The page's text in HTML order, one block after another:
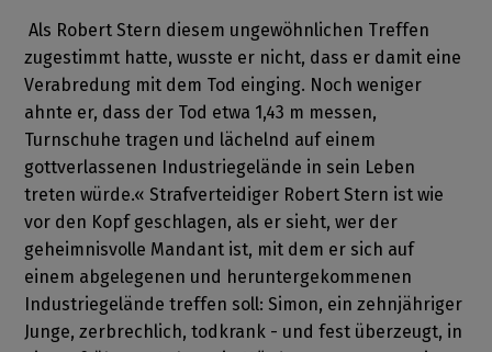
Als Robert Stern diesem ungewöhnlichen Treffen
zugestimmt hatte, wusste er nicht, dass er damit eine
Verabredung mit dem Tod einging. Noch weniger
ahnte er, dass der Tod etwa 1,43 m messen,
Turnschuhe tragen und lächelnd auf einem
gottverlassenen Industriegelände in sein Leben
treten würde.« Strafverteidiger Robert Stern ist wie
vor den Kopf geschlagen, als er sieht, wer der
geheimnisvolle Mandant ist, mit dem er sich auf
einem abgelegenen und heruntergekommenen
Industriegelände treffen soll: Simon, ein zehnjähriger
Junge, zerbrechlich, todkrank - und fest überzeugt, in